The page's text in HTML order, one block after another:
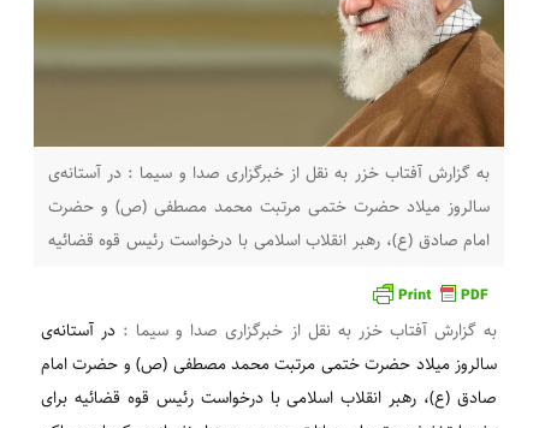
به گزارش آفتاب خزر به نقل از خبرگزاری صدا و سیما : در آستانه‌ی
سالروز میلاد حضرت ختمی مرتبت محمد مصطفی (ص) و حضرت
امام صادق (ع)، رهبر انقلاب اسلامی با درخواست رئیس قوه قضائیه
محاکم موافقت کردند. به گزارش خبرگزاری صدا
به گزارش آفتاب خزر به نقل از خبرگزاری صدا و سیما :در آستانه‌ی
سالروز میلاد حضرت ختمی مرتبت محمد مصطفی (ص) و حضرت امام
صادق (ع)، رهبر انقلاب اسلامی با درخواست رئیس قوه قضائیه برای